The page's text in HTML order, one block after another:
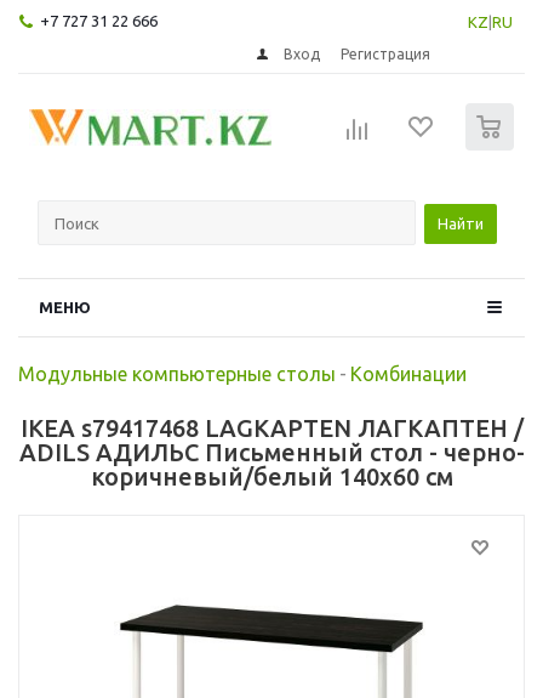
+7 727 31 22 666 KZ RU
Вход Регистрация
Найти
МЕНЮ
Модульные компьютерные столы - Комбинации
IKEA s79417468 LAGKAPTEN ЛАГКАПТЕН /
ADILS АДИЛЬС Письменный стол - черно-
коричневый/белый 140x60 см